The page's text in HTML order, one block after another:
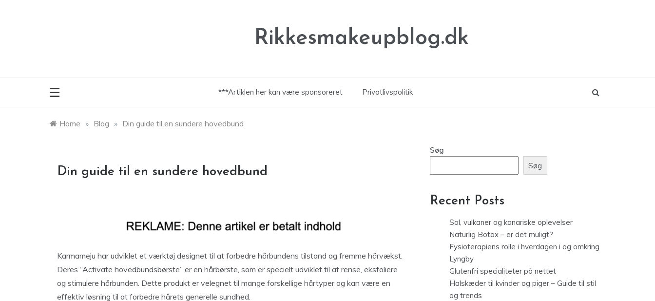
Rikkesmakeupblog.dk
***Artiklen her kan være sponsoreret Privatlivspolitik
Home » Blog » Din guide til en sundere hovedbund
Din guide til en sundere hovedbund
Karmameju har udviklet et værktøj designet til at forbedre hårbundens tilstand og fremme hårvækst.
Deres “Activate hovedbundsbørste” er en hårbørste, som er specielt udviklet til at rense, eksfoliere
og stimulere hårbunden. Dette produkt er velegnet til mange forskellige hårtyper og kan være en
effektiv løsning til at forbedre hårets generelle sundhed.
Søg
Søg
Recent Posts
Sol, vulkaner og kanariske oplevelser
Naturlig Botox – er det muligt?
Fysioterapiens rolle i hverdagen i og omkring
Lyngby
Glutenfri specialiteter på nettet
Halskæder til kvinder og piger – Guide til stil
og trends